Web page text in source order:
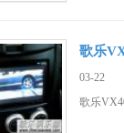
歌乐
03-22
歌乐